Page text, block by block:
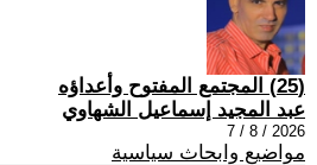
(25) المجتمع المفتوح وأعداؤه
عبد المجيد إسماعيل الشهاوي
2026 / 8 / 7
مواضيع وابحاث سياسية